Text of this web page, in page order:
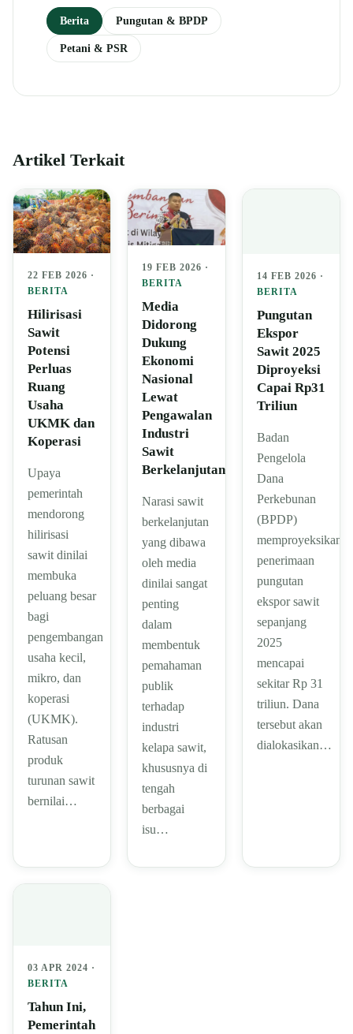
Berita Pungutan & BPDP
Petani & PSR
Artikel Terkait
22 FEB 2026 ·
BERITA
Hilirisasi
Sawit
Potensi
Perluas
Ruang
Usaha
UKMK dan
Koperasi
Upaya
pemerintah
mendorong
hilirisasi
sawit dinilai
membuka
peluang besar
bagi
pengembangan
usaha kecil,
mikro, dan
koperasi
(UKMK).
Ratusan
produk
turunan sawit
bernilai…
19 FEB 2026 ·
BERITA
Media
Didorong
Dukung
Ekonomi
Nasional
Lewat
Pengawalan
Industri
Sawit
Berkelanjutan
Narasi sawit
berkelanjutan
yang dibawa
oleh media
dinilai sangat
penting
dalam
membentuk
pemahaman
publik
terhadap
industri
kelapa sawit,
khususnya di
tengah
berbagai
isu…
14 FEB 2026 ·
BERITA
Pungutan
Ekspor
Sawit 2025
Diproyeksi
Capai Rp31
Triliun
Badan
Pengelola
Dana
Perkebunan
(BPDP)
memproyeksikan
penerimaan
pungutan
ekspor sawit
sepanjang
2025
mencapai
sekitar Rp 31
triliun. Dana
tersebut akan
dialokasikan…
03 APR 2024 ·
BERITA
Tahun Ini,
Pemerintah